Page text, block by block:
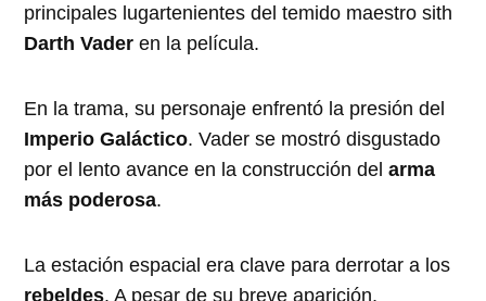
principales lugartenientes del temido maestro sith
Darth Vader en la película.
En la trama, su personaje enfrentó la presión del
Imperio Galáctico. Vader se mostró disgustado
por el lento avance en la construcción delarma
más poderosa.
La estación espacial era clave para derrotar a los
rebeldes. A pesar de su breve aparición,